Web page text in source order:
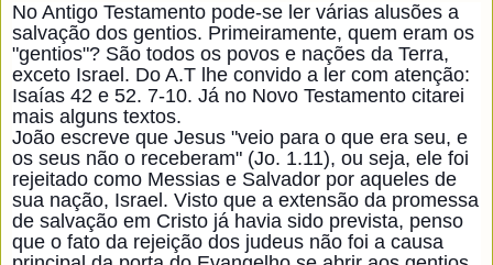
No Antigo Testamento pode-se ler várias alusões a
salvação dos gentios. Primeiramente, quem eram os
"gentios"? São todos os povos e nações da Terra,
exceto Israel. Do A.T lhe convido a ler com atenção:
Isaías 42 e 52. 7-10. Já no Novo Testamento citarei
mais alguns textos.
João escreve que Jesus "veio para o que era seu, e
os seus não o receberam" (Jo. 1.11), ou seja, ele foi
rejeitado como Messias e Salvador por aqueles de
sua nação, Israel. Visto que a extensão da promessa
de salvação em Cristo já havia sido prevista, penso
que o fato da rejeição dos judeus não foi a causa